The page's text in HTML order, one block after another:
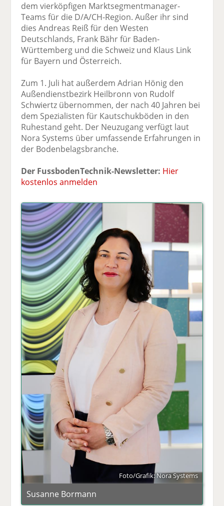
dem vierköpfigen Marktsegmentmanager-
Teams für die D/A/CH-Region. Außer ihr sind
dies Andreas Reiß für den Westen
Deutschlands, Frank Bähr für Baden-
Württemberg und die Schweiz und Klaus Link
für Bayern und Österreich.
Zum 1. Juli hat außerdem Adrian Hönig den
Außendienstbezirk Heilbronn von Rudolf
Schwiertz übernommen, der nach 40 Jahren bei
dem Spezialisten für Kautschukböden in den
Ruhestand geht. Der Neuzugang verfügt laut
Nora Systems über umfassende Erfahrungen in
der Bodenbelagsbranche.
Der FussbodenTechnik-Newsletter: Hier
kostenlos anmelden
Foto/Grafik: Nora Systems
Susanne Bormann